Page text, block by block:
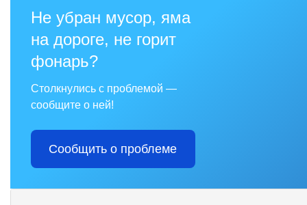
Не убран мусор, яма
на дороге, не горит
фонарь?
Столкнулись с проблемой —
сообщите о ней!
Сообщить о проблеме